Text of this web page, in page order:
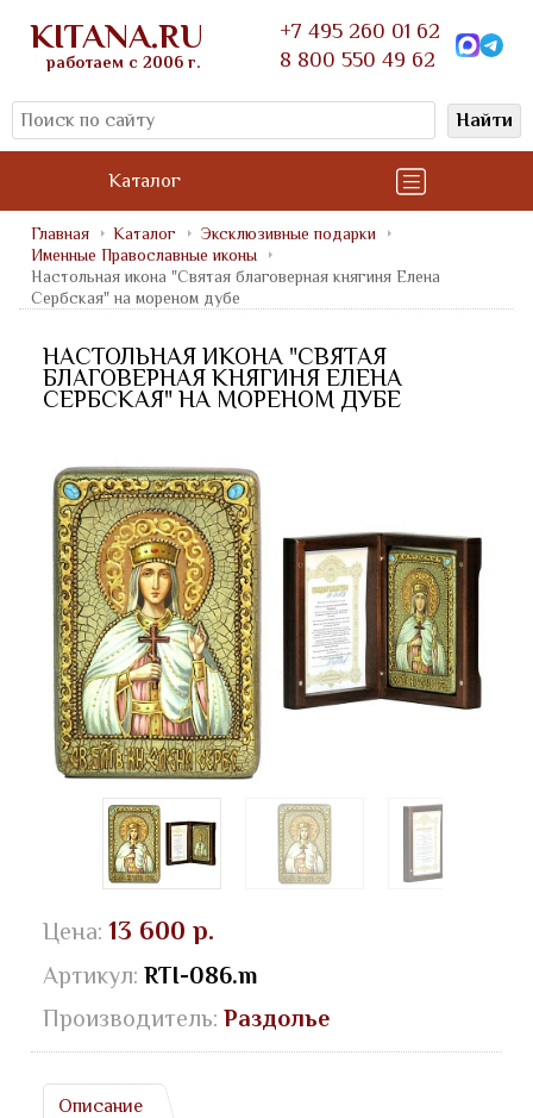
KITANA.RU
работаем с 2006 г.
+7 495 260 01 62
8 800 550 49 62
Найти
Каталог
Главная Каталог
Эксклюзивные подарки
Именные Православные иконы
Настольная икона "Святая благоверная княгиня Елена
Сербская" на мореном дубе
НАСТОЛЬНАЯ ИКОНА "СВЯТАЯ
БЛАГОВЕРНАЯ КНЯГИНЯ ЕЛЕНА
СЕРБСКАЯ" НА МОРЕНОМ ДУБЕ
Цена: 13 600 р.
Артикул: RTI-086.m
Производитель: Раздолье
Описание